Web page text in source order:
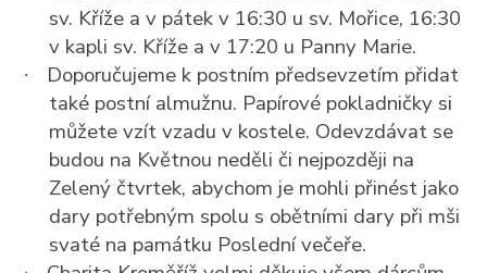
sv. Kříže a v pátek v 16:30 u sv. Mořice, 16:30
v kapli sv. Kříže a v 17:20 u Panny Marie.
·
Doporučujeme k postním předsevzetím přidat
také postní almužnu. Papírové pokladničky si
můžete vzít vzadu v kostele. Odevzdávat se
budou na Květnou neděli či nejpozději na
Zelený čtvrtek, abychom je mohli přinést jako
dary potřebným spolu s obětními dary při mši
svaté na památku Poslední večeře.